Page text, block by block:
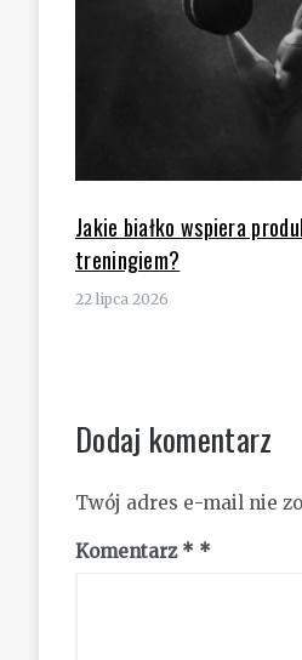
Jakie białko wspiera
treningiem?
22 lipca 2026
Dodaj komentarz
Twój adres e-mail nie
Komentarz *